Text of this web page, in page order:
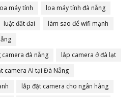
máy tính
loa máy tính đà nẵng
luật đất đai
làm sao để wifi mạnh
đà nẵng
lắp camera ở đà lạt
camera AI tại Đà Nẵng
lắp đặt camera cho ngân hàng